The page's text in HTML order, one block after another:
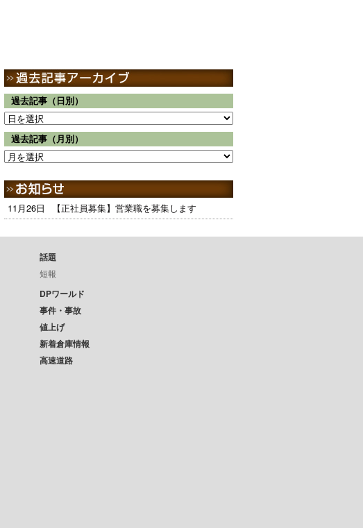
過去記事（日別）
過去記事（月別）
11月26日 【正社員募集】営業職を募集します
話題
短報
DPワールド
事件・事故
値上げ
新着倉庫情報
高速道路